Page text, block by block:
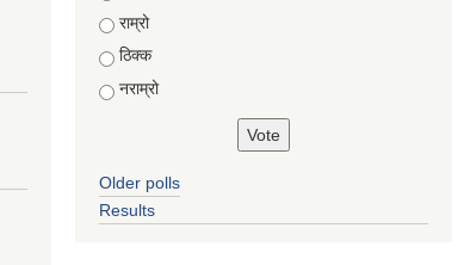
राम्रो
ठिक्क
नराम्रो
Older polls
Results